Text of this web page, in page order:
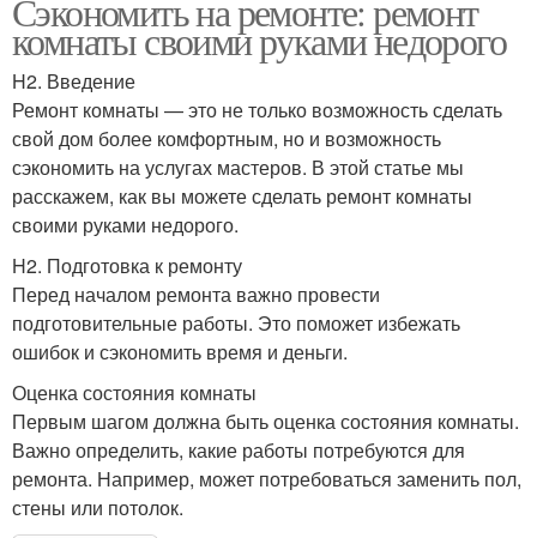
Сэкономить на ремонте: ремонт
комнаты своими руками недорого
H2. Введение
Ремонт комнаты — это не только возможность сделать
свой дом более комфортным, но и возможность
сэкономить на услугах мастеров. В этой статье мы
расскажем, как вы можете сделать ремонт комнаты
своими руками недорого.
H2. Подготовка к ремонту
Перед началом ремонта важно провести
подготовительные работы. Это поможет избежать
ошибок и сэкономить время и деньги.
Оценка состояния комнаты
Первым шагом должна быть оценка состояния комнаты.
Важно определить, какие работы потребуются для
ремонта. Например, может потребоваться заменить пол,
стены или потолок.